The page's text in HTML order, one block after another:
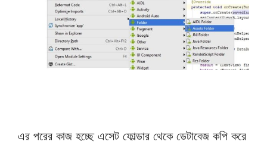
এর পরের কাজ হচ্ছে এসেট ফোল্ডার থেকে ডেটাবেজ কপি করে